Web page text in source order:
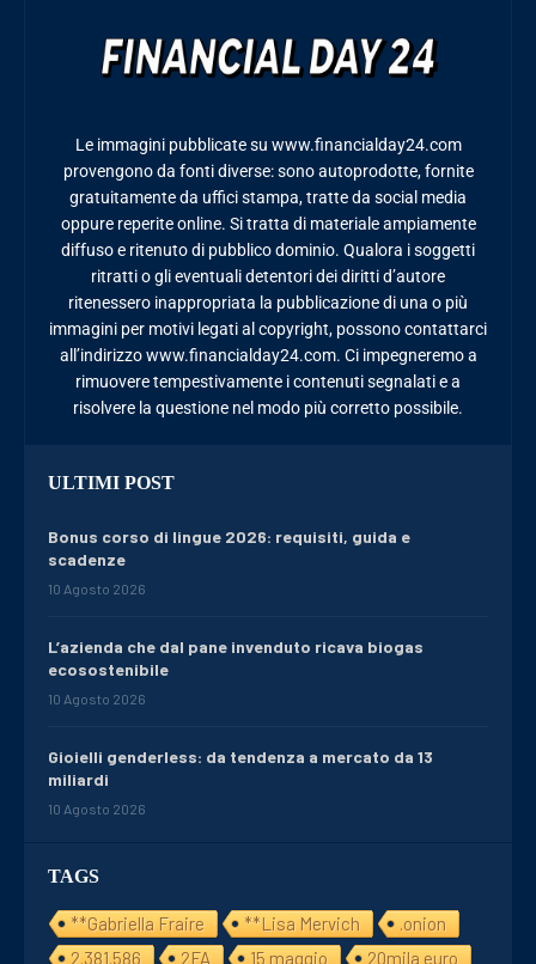
TAGS
**Gabriella Fraire **Lisa Mervich
.onion
2.381.586
2FA 15 maggio 20mila euro
Le immagini pubblicate su www.financialday24.com
provengono da fonti diverse: sono autoprodotte, fornite
gratuitamente da uffici stampa, tratte da social media
oppure reperite online. Si tratta di materiale ampiamente
diffuso e ritenuto di pubblico dominio. Qualora i soggetti
ritratti o gli eventuali detentori dei diritti d’autore
ritenessero inappropriata la pubblicazione di una o più
immagini per motivi legati al copyright, possono contattarci
all’indirizzo www.financialday24.com. Ci impegneremo a
rimuovere tempestivamente i contenuti segnalati e a
risolvere la questione nel modo più corretto possibile.
ULTIMI POST
Bonus corso di lingue 2026: requisiti, guida e
scadenze
10 Agosto 2026
L’azienda che dal pane invenduto ricava biogas
ecosostenibile
10 Agosto 2026
Gioielli genderless: da tendenza a mercato da 13
miliardi
10 Agosto 2026